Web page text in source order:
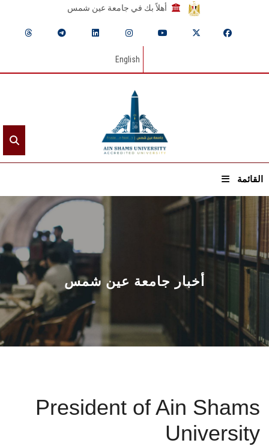
أهلاً بك في جامعة عين شمس
English
القائمة
الرئيسيـة
عن الجامعة
القطاعـات
الشئون الأكاديمية
البحث العلمي
المراكز والوحدات
أخبار جامعة عين شمس
President of Ain Shams
University